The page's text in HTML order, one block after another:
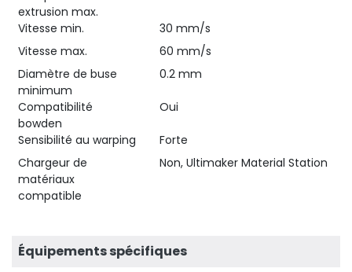
extrusion max.
Vitesse min.
30 mm/s
Vitesse max.
60 mm/s
Diamètre de buse
minimum
0.2 mm
Compatibilité
bowden
Oui
Sensibilité au warping
Forte
Chargeur de
matériaux
compatible
Non, Ultimaker Material Station
Équipements spécifiques